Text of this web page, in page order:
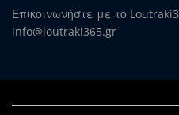
Επικοινωνήστε με το
info@loutraki365.gr